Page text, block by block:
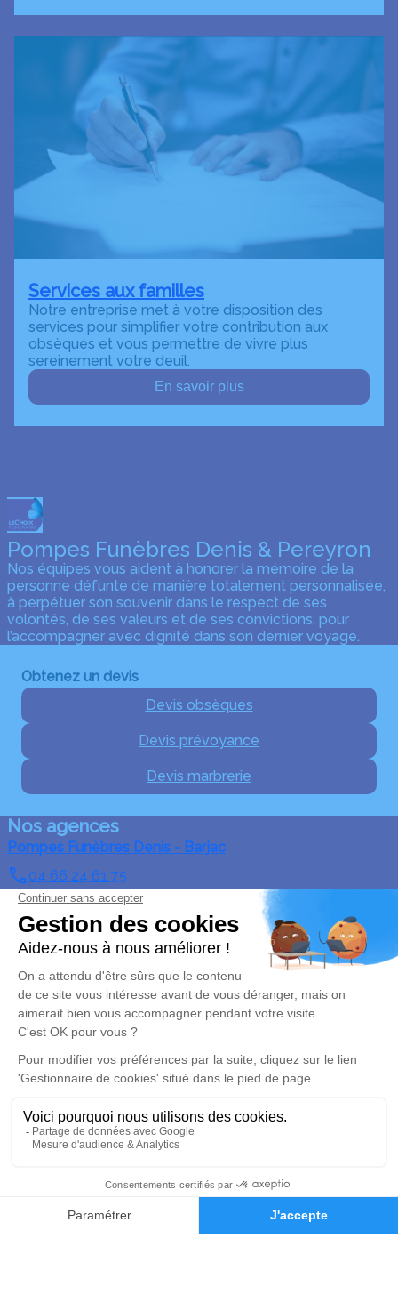
Demande de devis
Services aux familles
Notre entreprise met à votre disposition des
services pour simplifier votre contribution aux
obsèques et vous permettre de vivre plus
sereinement votre deuil.
En savoir plus
Pompes Funèbres Denis & Pereyron
Nos équipes vous aident à honorer la mémoire de la
personne défunte de manière totalement personnalisée,
à perpétuer son souvenir dans le respect de ses
volontés, de ses valeurs et de ses convictions, pour
l’accompagner avec dignité dans son dernier voyage.
Obtenez un devis
Devis obsèques
Devis prévoyance
Devis marbrerie
Nos agences
Pompes Funèbres Denis - Barjac
04 66 24 61 75
pfdenis30@orange.fr
Place du Dr Roques - 30430 - Barjac
5/5 - 6 avis
Pompes Funèbres & Marbrerie Pereyron
04 66 25 27 36
pf.pereyron.denis@gmail.com
4.9/5 - 99 avis
04 66 24 05 90
pfdenis30@orange.fr
Nos Services Liens utiles
Avis de décès